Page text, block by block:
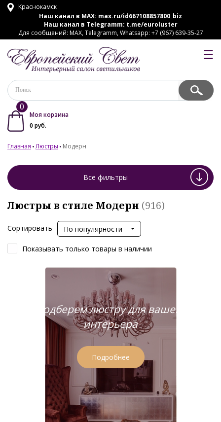
Краснокамск
Наш канал в MAX: max.ru/id667108857800_biz
Наш канал в Telegramm: t.me/euroluster
Для сообщений: MAX, Telegramm, Whatsapp: +7 (967) 639-35-27
☰
0
Моя корзина
0 руб.
Главная Люстры Модерн
Все фильтры
Люстры в стиле Модерн (916)
Сортировать По популярности
Показывать только товары в наличии
Подберем люстру для вашего
интерьера
Подробнее